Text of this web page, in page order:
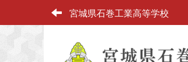
宮城県石巻工業高等学校